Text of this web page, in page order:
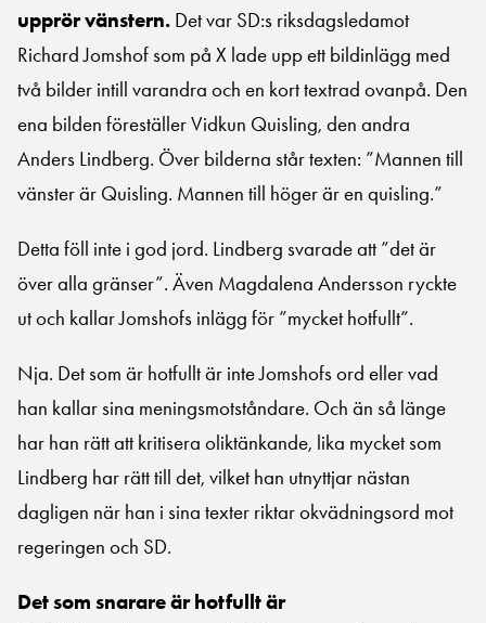
upprör vänstern. Det var SD:s riksdagsledamot
Richard Jomshof som på X lade upp ett bildinlägg med
två bilder intill varandra och en kort textrad ovanpå. Den
ena bilden föreställer Vidkun Quisling, den andra
Anders Lindberg. Över bilderna står texten: ”Mannen till
vänster är Quisling. Mannen till höger är en quisling.”
Detta föll inte i god jord. Lindberg svarade att ”det är
över alla gränser”. Även Magdalena Andersson ryckte
ut och kallar Jomshofs inlägg för ”mycket hotfullt”.
Nja. Det som är hotfullt är inte Jomshofs ord eller vad
han kallar sina meningsmotståndare. Och än så länge
har han rätt att kritisera oliktänkande, lika mycket som
Lindberg har rätt till det, vilket han utnyttjar nästan
dagligen när han i sina texter riktar okvädningsord mot
regeringen och SD.
Det som snarare är hotfullt är